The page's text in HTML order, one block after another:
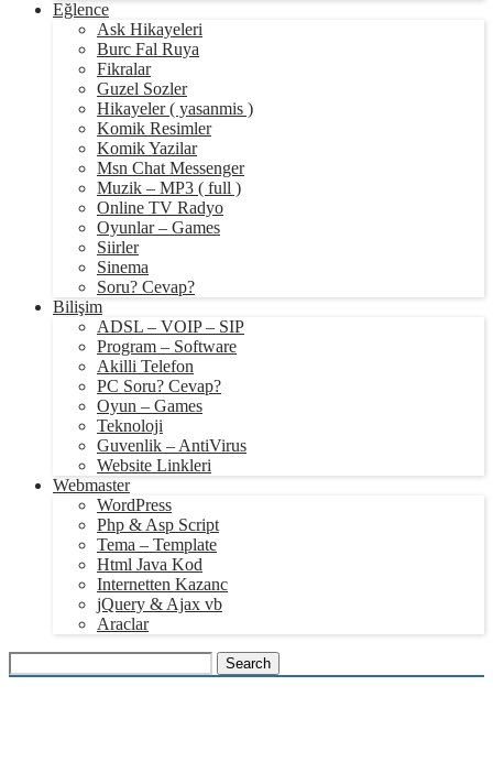
Eğlence
Ask Hikayeleri
Burc Fal Ruya
Fikralar
Guzel Sozler
Hikayeler ( yasanmis )
Komik Resimler
Komik Yazilar
Msn Chat Messenger
Muzik – MP3 ( full )
Online TV Radyo
Oyunlar – Games
Siirler
Sinema
Soru? Cevap?
Bilişim
ADSL – VOIP – SIP
Program – Software
Akilli Telefon
PC Soru? Cevap?
Oyun – Games
Teknoloji
Guvenlik – AntiVirus
Website Linkleri
Webmaster
WordPress
Php & Asp Script
Tema – Template
Html Java Kod
Internetten Kazanc
jQuery & Ajax vb
Araclar